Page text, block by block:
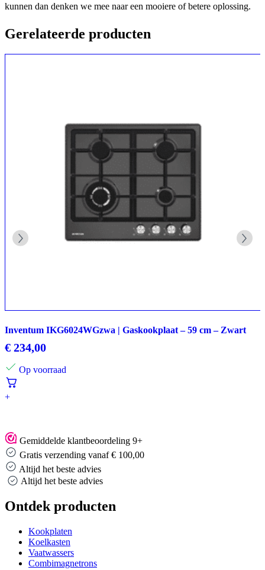
kunnen dan denken we mee naar een mooiere of betere oplossing.
Gerelateerde producten
Inventum IKG6024WGzwa | Gaskookplaat – 59 cm – Zwart
€ 234,00
Op voorraad
+
Gemiddelde klantbeoordeling 9+
Gratis verzending vanaf € 100,00
Altijd het beste advies
Altijd het beste advies
Ontdek producten
Kookplaten
Koelkasten
Vaatwassers
Combimagnetrons